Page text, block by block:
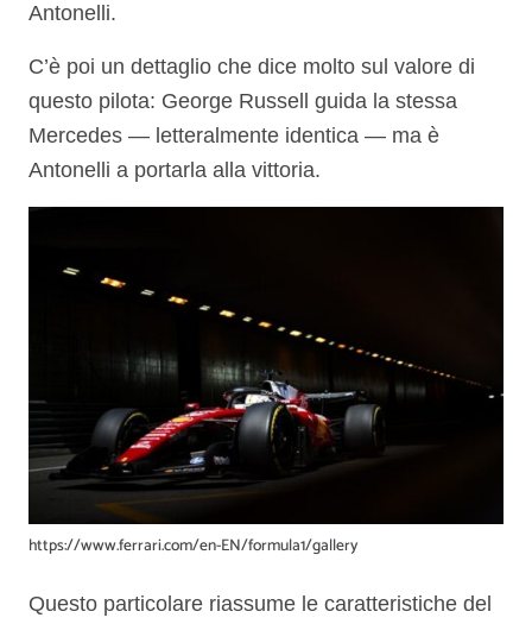
Antonelli.
C’è poi un dettaglio che dice molto sul valore di
questo pilota: George Russell guida la stessa
Mercedes — letteralmente identica — ma è
Antonelli a portarla alla vittoria.
https://www.ferrari.com/en-EN/formula1/gallery
Questo particolare riassume le caratteristiche del